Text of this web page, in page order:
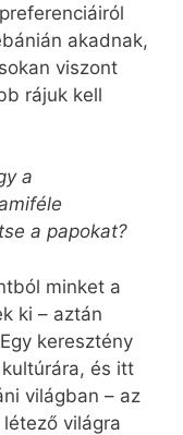
akadnak,
viszont
rájuk kell
a
a papokat?
minket a
ki – aztán
keresztény
és itt
világban – az
világra